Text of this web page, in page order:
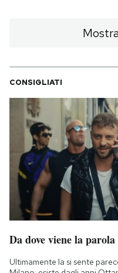
CONSIGLIATI
Da dove viene la
Ultimamente la si sente